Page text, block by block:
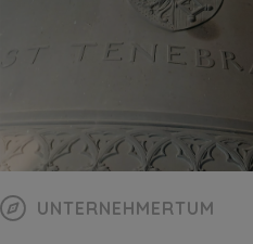
UNTERNEHMERTUM